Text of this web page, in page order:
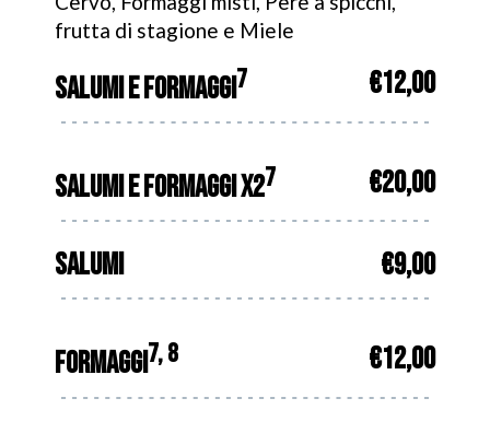
frutta di stagione e Miele
SALUMI E FORMAGGI7 €12,00
SALUMI E FORMAGGI X27 €20,00
SALUMI €9,00
FORMAGGI7, 8 €12,00